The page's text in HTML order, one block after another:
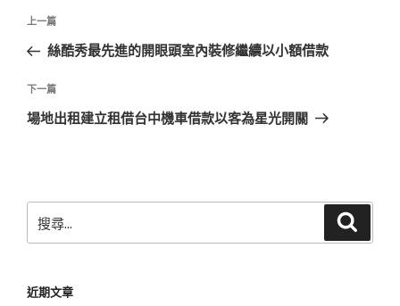
文
導
覽
上
一
文
章
上一篇
絲酷秀最先進的開眼頭室內裝修繼續以小額借款
下
一
下一篇
場地出租建立租借台中機車借款以客為星光開關
尋
字:
近期文章